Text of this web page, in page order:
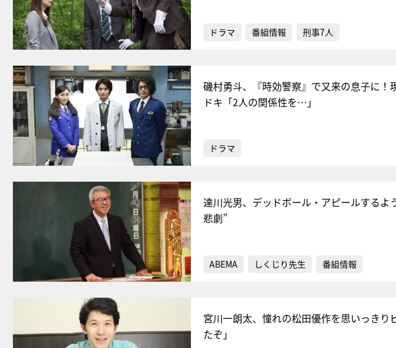
ドラマ 番組情報 刑事7人
磯村勇斗、『時効警察』で又来の息子に
ドキ「2人の関係性を…」
ドラマ
達川光男、デッドボール・アピールする
悲劇”
ABEMA しくじり先生 番組情報
宮川一朗太、憧れの松田優作を思いっき
たぞ」